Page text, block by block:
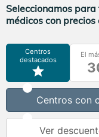
Seleccionamos
médicos con
Centros
destacados
El
Centros con
Ver